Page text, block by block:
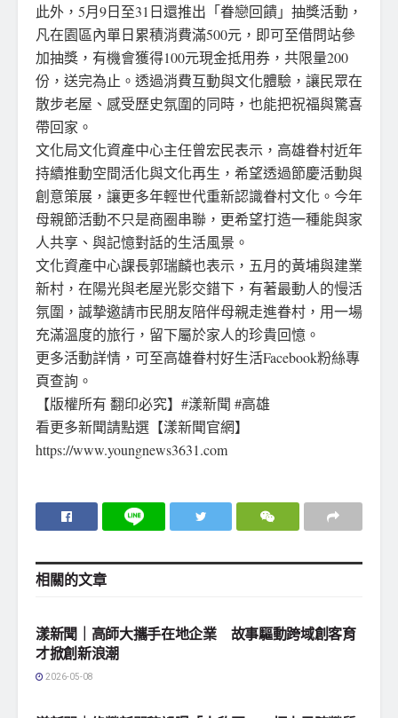
此外，5月9日至31日還推出「眷戀回饋」抽獎活動，
凡在園區內單日累積消費滿500元，即可至借問站參
加抽獎，有機會獲得100元現金抵用券，共限量200
份，送完為止。透過消費互動與文化體驗，讓民眾在
散步老屋、感受歷史氛圍的同時，也能把祝福與驚喜
帶回家。
文化局文化資產中心主任曾宏民表示，高雄眷村近年
持續推動空間活化與文化再生，希望透過節慶活動與
創意策展，讓更多年輕世代重新認識眷村文化。今年
母親節活動不只是商圈串聯，更希望打造一種能與家
人共享、與記憶對話的生活風景。
文化資產中心課長郭瑞麟也表示，五月的黃埔與建業
新村，在陽光與老屋光影交錯下，有著最動人的慢活
氛圍，誠摯邀請市民朋友陪伴母親走進眷村，用一場
充滿溫度的旅行，留下屬於家人的珍貴回憶。
更多活動詳情，可至高雄眷村好生活Facebook粉絲專
頁⁠查詢。
【版權所有 翻印必究】#漾新聞 #高雄
看更多新聞請點選【漾新聞官網】
https://www.youngnews3631.com⁠
相關的文章
漾新聞｜高師大攜手在地企業 故事驅動跨域創客育
才掀創新浪潮
2026-05-08